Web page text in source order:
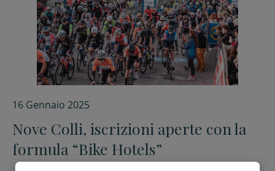
16 Gennaio 2025
Nove Colli, iscrizioni aperte con la
formula “Bike Hotels”